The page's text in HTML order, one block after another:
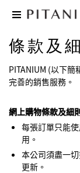
條款及
PITANIUM (以下
完善的銷售服務。
網上購物條款及細
每張訂單只能
用。
本公司須盡一
更新。